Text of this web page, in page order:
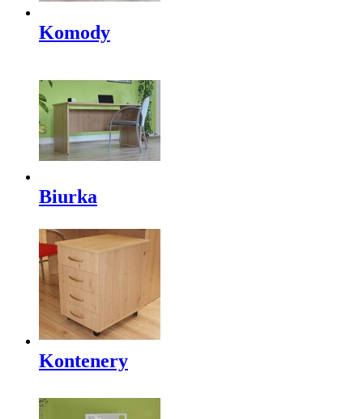
Komody
Biurka
Kontenery